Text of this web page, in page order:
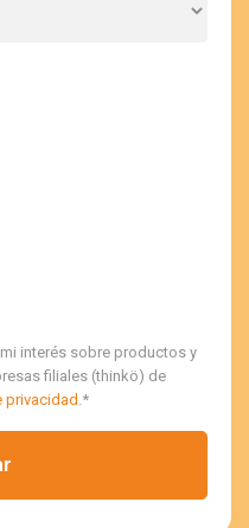
interés sobre productos y
filiales (thinkö) de
privacidad .*